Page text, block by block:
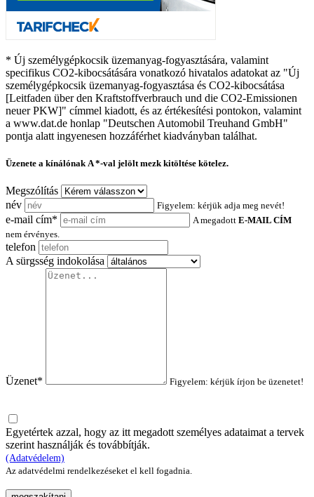
* Új személygépkocsik üzemanyag-fogyasztására, valamint
specifikus CO2-kibocsátására vonatkozó hivatalos adatokat az "Új
személygépkocsik üzemanyag-fogyasztása és CO2-kibocsátása
[Leitfaden über den Kraftstoffverbrauch und die CO2-Emissionen
neuer PKW]" címmel kiadott, és az értékesítési pontokon, valamint
a www.dat.de honlap "Deutschen Automobil Treuhand GmbH"
pontja alatt ingyenesen hozzáférhet kiadványban találhat.
Üzenete a kínálónakA *-val jelölt mezk kitöltése kötelez.
Megszólítás
név
Figyelem: kérjük adja meg nevét!
e-mail cím* A megadott E-MAIL CÍM
nem érvényes.
telefon
A sürgsség indokolása
Üzenet* Figyelem: kérjük írjon be üzenetet!
Egyetértek azzal, hogy az itt megadott személyes adataimat a tervek
szerint használják és továbbítják.
(Adatvédelem)
Az adatvédelmi rendelkezéseket el kell fogadnia.